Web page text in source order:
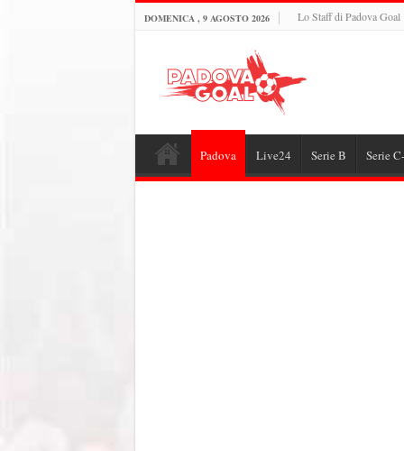
DOMENICA , 9 AGOSTO 2026 Lo Staff di Padova Goal
Padova Live24 Serie B Serie